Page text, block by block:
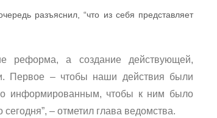
разъяснил, “что из себя представляет
реформа, а создание действующей,
Первое – чтобы наши действия были
информированным, чтобы к ним было
– отметил глава ведомства.